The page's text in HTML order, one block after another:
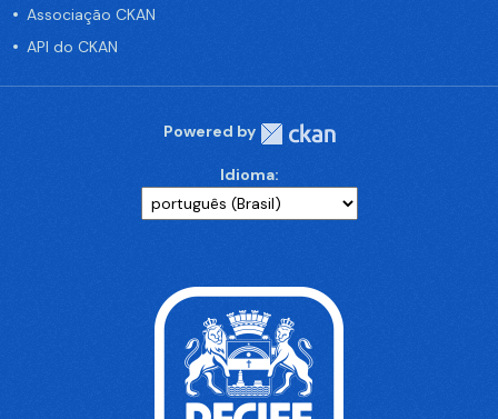
Associação CKAN
API do CKAN
Powered by
Idioma